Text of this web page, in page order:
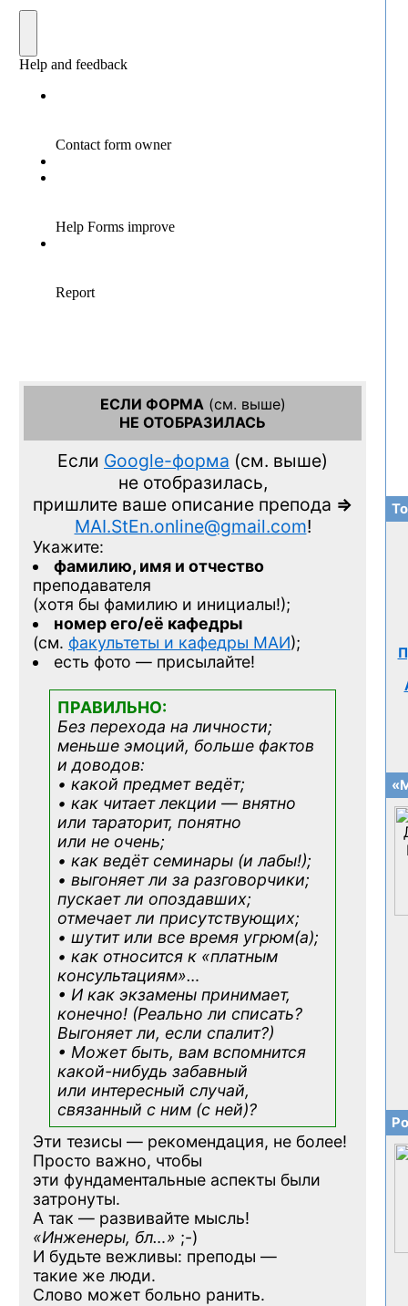
ЕСЛИ ФОРМА(см. выше)
НЕ ОТОБРАЗИЛАСЬ
Если Google-форма (см. выше)
не отобразилась,
пришлите ваше описание препода =>
MAI.StEn.online@gmail.com!
Укажите:
фамилию, имя и отчество
преподавателя
(хотя бы фамилию и инициалы!);
номер его/её кафедры
(см. факультеты и кафедры МАИ);
есть фото — присылайте!
ПРАВИЛЬНО:
Без перехода на личности;
меньше эмоций, больше фактов
и доводов:
• какой предмет ведёт;
• как читает лекции — внятно
или тараторит, понятно
или не очень;
• как ведёт семинары (и лабы!);
• выгоняет ли за разговорчики;
пускает ли опоздавших;
отмечает ли присутствующих;
• шутит или все время угрюм(а);
• как относится к «платным
консультациям»…
• И как экзамены принимает,
конечно! (Реально ли списать?
Выгоняет ли, если спалит?)
• Может быть, вам вспомнится
какой-нибудь забавный
или интересный случай,
связанный с ним (с ней)?
Эти тезисы — рекомендация, не более!
Просто важно, чтобы
эти фундаментальные аспекты были
затронуты.
А так — развивайте мысль!
«Инженеры, бл…» ;-)
И будьте вежливы: преподы —
такие же люди.
Слово может больно ранить.